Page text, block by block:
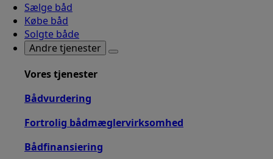
Sælge båd
Købe båd
Solgte både
Andre tjenester
Vores tjenester
Bådvurdering
Fortrolig bådmæglervirksomhed
Bådfinansiering